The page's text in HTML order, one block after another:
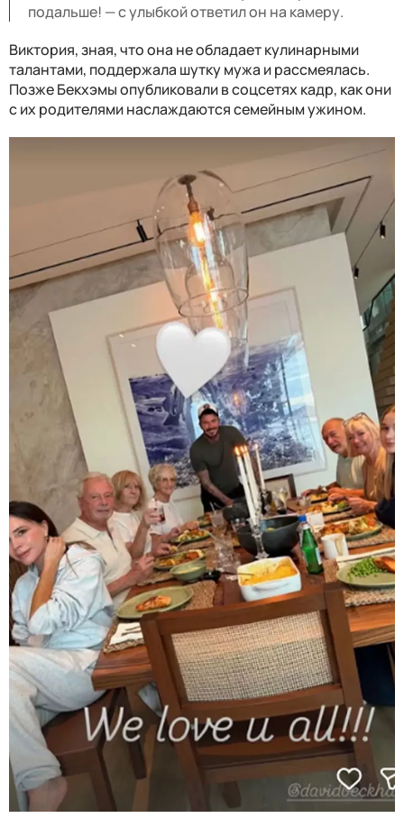
подальше! — с улыбкой ответил он на камеру.
Виктория, зная, что она не обладает кулинарными
талантами, поддержала шутку мужа и рассмеялась.
Позже Бекхэмы опубликовали в соцсетях кадр, как они
с их родителями наслаждаются семейным ужином.